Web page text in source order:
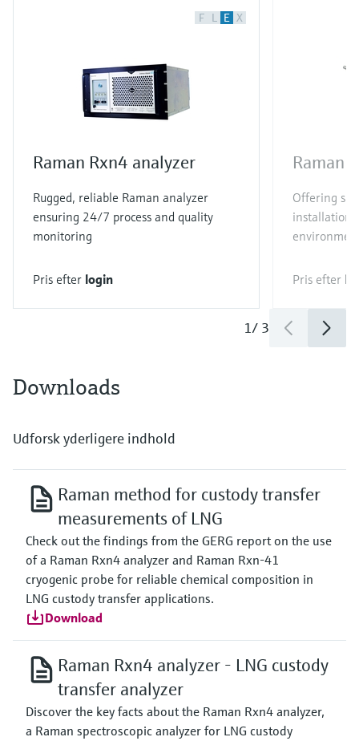
F L E X
Raman Rxn4 analyzer
Rugged, reliable Raman analyzer
ensuring 24/7 process and quality
monitoring
Pris efter login
Raman
Offering
installation
Pris efter
1/ 3
Downloads
Udforsk yderligere indhold
Raman method for custody transfer
measurements of LNG
Check out the findings from the GERG report on the use
of a Raman Rxn4 analyzer and Raman Rxn-41
cryogenic probe for reliable chemical composition in
LNG custody transfer applications.
Download
Raman Rxn4 analyzer - LNG custody
transfer analyzer
Discover the key facts about the Raman Rxn4 analyzer,
a Raman spectroscopic analyzer for LNG custody